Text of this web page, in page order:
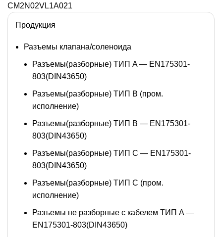
CM2N02VL1A021
Продукция
Разъемы клапана/соленоида
Разъемы(разборные) ТИП A — EN175301-
803(DIN43650)
Разъемы(разборные) ТИП В (пром.
исполнение)
Разъемы(разборные) ТИП B — EN175301-
803(DIN43650)
Разъемы(разборные) ТИП C — EN175301-
803(DIN43650)
Разъемы(разборные) ТИП С (пром.
исполнение)
Разъемы не разборные с кабелем ТИП A —
EN175301-803(DIN43650)